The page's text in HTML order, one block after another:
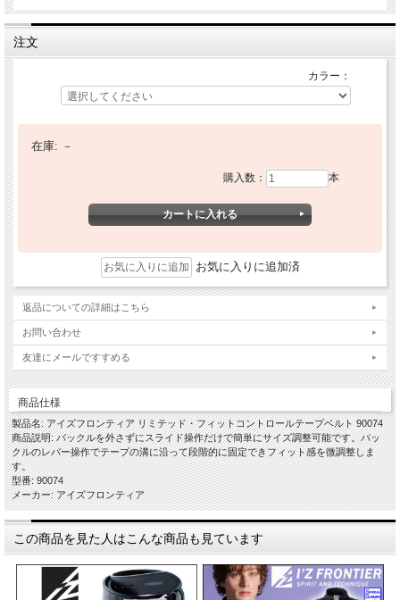
注文
カラー：
在庫: －
購入数： 本
お気に入りに追加済
返品についての詳細はこちら
お問い合わせ
友達にメールですすめる
商品仕様
製品名: アイズフロンティア リミテッド・フィットコントロールテープベルト 90074
商品説明: バックルを外さずにスライド操作だけで簡単にサイズ調整可能です。バッ
クルのレバー操作でテープの溝に沿って段階的に固定できフィット感を微調整しま
す。
型番: 90074
メーカー: アイズフロンティア
この商品を見た人はこんな商品も見ています